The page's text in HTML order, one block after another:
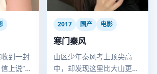
到一封
上说“请
2017 国产 电影
寒门秦风
山区少年秦风考上顶尖高
中，却发现这里比大山更难